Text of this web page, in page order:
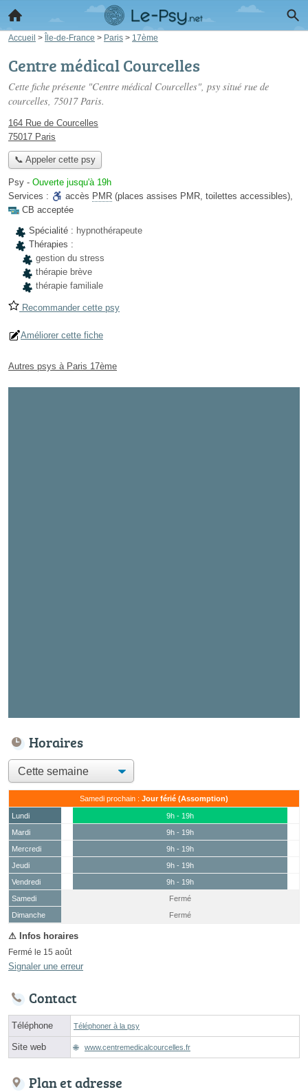
Accueil > Île-de-France > Paris > 17ème
Centre médical Courcelles
Cette fiche présente "Centre médical Courcelles", psy situé rue de
courcelles, 75017 Paris.
164 Rue de Courcelles
75017 Paris
📞 Appeler cette psy
Psy - Ouverte jusqu'à 19h
Services :
accès PMR (places assises PMR, toilettes accessibles),
CB acceptée
Spécialité : hypnothérapeute
Thérapies :
gestion du stress
thérapie brève
thérapie familiale
Recommander cette psy
Améliorer cette fiche
Autres psys à Paris 17ème
Horaires
Samedi prochain : Jour férié (Assomption)
Lundi
9h - 19h
Mardi
9h - 19h
Mercredi
9h - 19h
Jeudi
9h - 19h
Vendredi
9h - 19h
Samedi
(15 août)
Fermé
Dimanche
Fermé
Fermé le 15 août
Signaler une erreur
Contact
Téléphone Téléphoner à la psy
Site web www.centremedicalcourcelles.fr
Plan et adresse